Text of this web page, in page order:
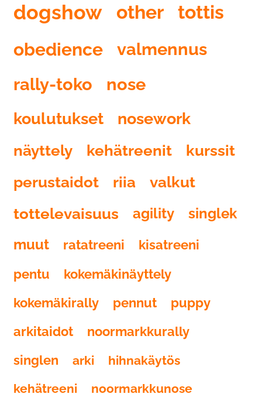
dogshow
other tottis
obedience
valmennus
rally-toko
nose
koulutukset nosework
näyttely kehätreenit
kurssit
perustaidot
riia
valkut
tottelevaisuus
agility
singlek
muut
ratatreeni
kisatreeni
pentu
kokemäkinäyttely
kokemäkirally
pennut
puppy
arkitaidot
noormarkkurally
singlen
arki
hihnakäytös
kehätreeni
noormarkkunose